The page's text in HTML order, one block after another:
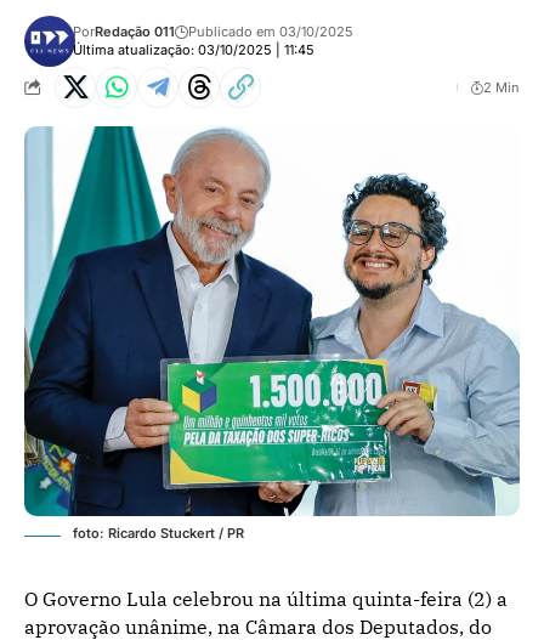
Última atualização: 03/10/2025 | 11:45
PorRedação 011 Publicado em 03/10/2025
2 Min
foto: Ricardo Stuckert / PR
O Governo Lula celebrou na última quinta-feira (2) a
aprovação unânime, na Câmara dos Deputados, do